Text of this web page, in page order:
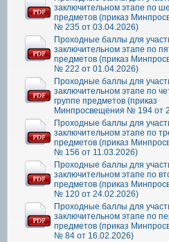
заключительном этапе по
предметов (приказ
№ 235 от 03.04.2026)
Проходные баллы для
заключительном этапе по
предметов (приказ
№ 222 от 01.04.2026)
Проходные баллы для
заключительном этапе по
группе предметов (приказ
Минпросвещения № 194 от
Проходные баллы для
заключительном этапе по
предметов (приказ
№ 156 от 11.03.2026)
Проходные баллы для
заключительном этапе по
предметов (приказ
№ 120 от 24.02.2026)
Проходные баллы для
заключительном этапе по
предметов (приказ
№ 84 от 16.02.2026)